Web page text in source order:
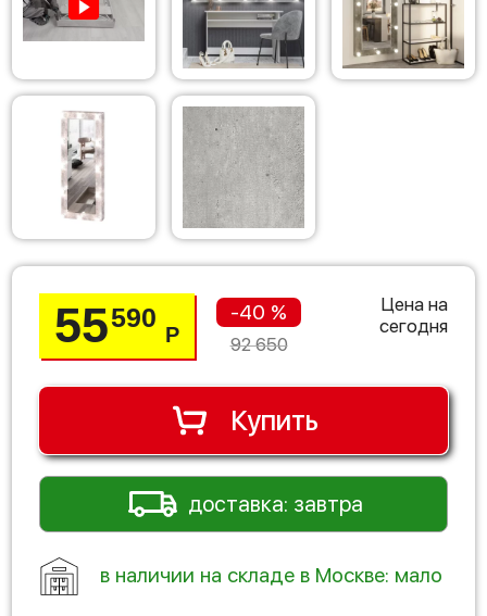
55590
Р
-40 %
92 650
Цена на
сегодня
Купить
доставка: завтра
в наличии на складе в Москве: мало